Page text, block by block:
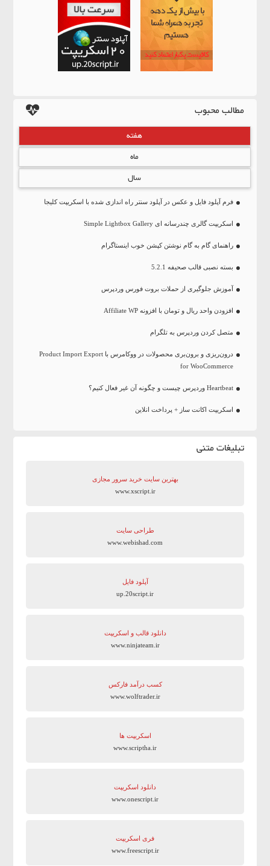
مطالب محبوب
هفته
ماه
سال
فرم آپلود فایل و عکس در آپلود سنتر راه اندازی شده با اسکریپت کلیجا
اسکریپت گالری چندرسانه ای Simple Lightbox Gallery
راهنمای گام به گام نوشتن کپشن خوب اینستاگرام
بسته نصبی قالب صحیفه 5.2.1
آموزش جلوگیری از حملات بروت فورس وردپرس
افزودن واحد ریال و تومان با افزونه Affiliate WP
متصل کردن وردپرس به تلگرام
درون‌ریزی و برون‌بری محصولات در ووکامرس با Product Import Export
for WooCommerce
Heartbeat وردپرس چیست و چگونه آن غیر فعال کنیم؟
اسکریپت اکانت ساز + پرداخت انلاین
تبلیغات متنی
بهترین سایت‌ خرید سرور مجازی
www.xscript.ir
طراحی سایت
www.webishad.com
آپلود فایل
up.20script.ir
دانلود قالب و اسکریپت
www.ninjateam.ir
کسب درآمد فارکس
www.wolftrader.ir
اسکریپت ها
www.scriptha.ir
دانلود اسکریپت
www.onescript.ir
فری اسکریپت
www.freescript.ir